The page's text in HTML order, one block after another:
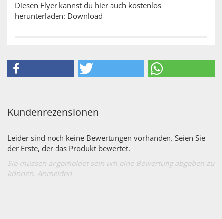
Diesen Flyer kannst du hier auch kostenlos
herunterladen: Download
Kundenrezensionen
Leider sind noch keine Bewertungen vorhanden. Seien Sie
der Erste, der das Produkt bewertet.
Sie müssen angemeldet sein um eine Bewertung abgeben zu
können. Anmelden